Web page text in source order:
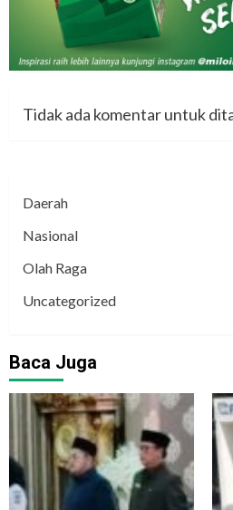
Tidak ada komentar untuk
Daerah
Nasional
Olah Raga
Uncategorized
Baca Juga